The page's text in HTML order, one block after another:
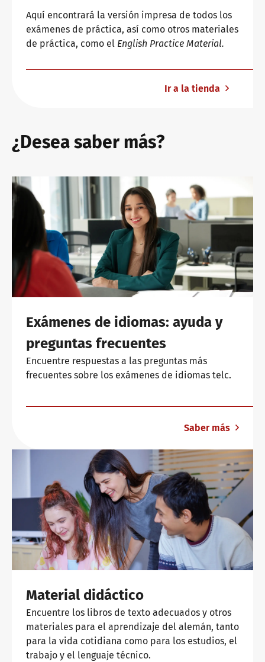
Aquí encontrará la versión impresa de todos los
exámenes de práctica, así como otros materiales
de práctica, como el English Practice Material.
Ir a la tienda
¿Desea saber más?
Exámenes de idiomas: ayuda y
preguntas frecuentes
Encuentre respuestas a las preguntas más
frecuentes sobre los exámenes de idiomas telc.
Saber más
Material didáctico
Encuentre los libros de texto adecuados y otros
materiales para el aprendizaje del alemán, tanto
para la vida cotidiana como para los estudios, el
trabajo y el lenguaje técnico.